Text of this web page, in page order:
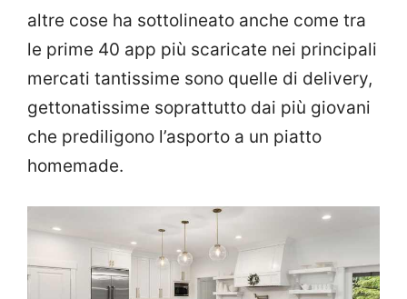
altre cose ha sottolineato anche come tra
le prime 40 app più scaricate nei principali
mercati tantissime sono quelle di delivery,
gettonatissime soprattutto dai più giovani
che prediligono l’asporto a un piatto
homemade.